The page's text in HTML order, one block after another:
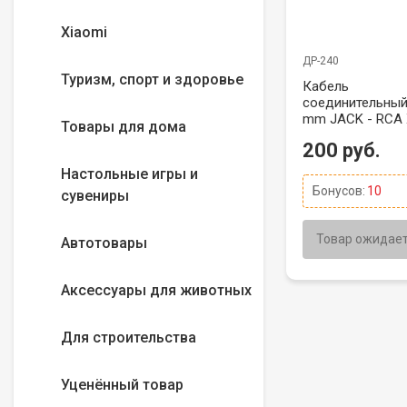
Xiaomi
Туризм, спорт и здоровье
Товары для дома
Настольные игры и
сувениры
Автотовары
Аксессуары для животных
Для строительства
Уценённый товар
ДР-240
Кабель
mm JACK - RCA
200 руб.
Бонусов: 10
Товар